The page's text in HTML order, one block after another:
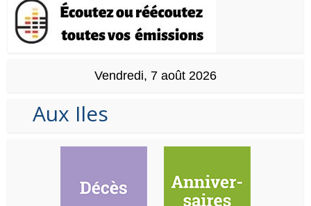
Vendredi, 7 août 2026
Aux Iles